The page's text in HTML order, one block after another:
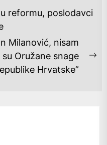
reformu, poslodavci
Milanović, nisam
Oružane snage
Hrvatske”